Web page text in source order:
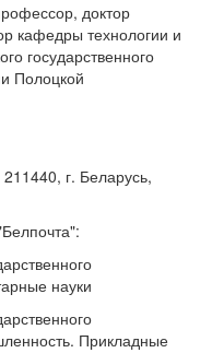
доктор
кафедры технологии и
государственного
Полоцкой
г. Беларусь,
науки
Прикладные